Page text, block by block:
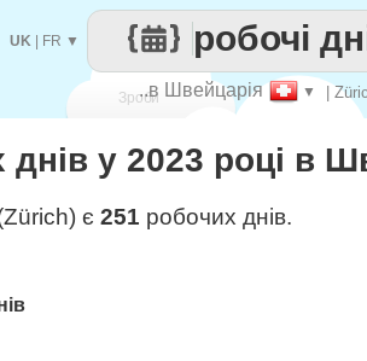
Зроби
кожен
..в Швейцарія ▼ |
робочі
UK FR ▼
днів у 2023 році в
є 251 робочих днів.